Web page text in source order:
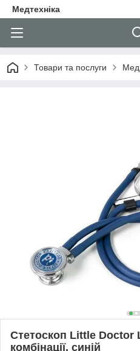
Медтехніка
Товари та послуги
Стетоскоп Little Doctor
комбінації, синій